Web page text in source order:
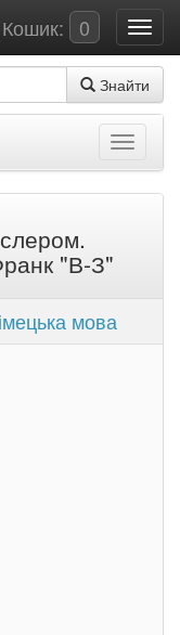
Кошик: 0
Знайти
"В-З"
мова